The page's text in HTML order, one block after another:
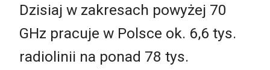
Dzisiaj w zakresach powyżej 70
GHz pracuje w Polsce ok. 6,6 tys.
radiolinii na ponad 78 tys.